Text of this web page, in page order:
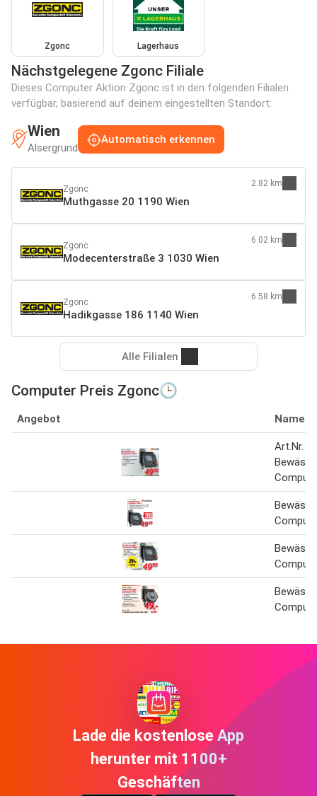
Zgonc Lagerhaus
Nächstgelegene Zgonc Filiale
Dieses Computer Aktion Zgonc ist in den folgenden Filialen
verfügbar, basierend auf deinem eingestellten Standort:
Wien
Alsergrund
Automatisch erkennen
Zgonc
Muthgasse 20 1190 Wien
2.82 km
Zgonc
Modecenterstraße 3 1030 Wien
6.02 km
Zgonc
Hadikgasse 186 1140 Wien
6.58 km
Alle Filialen
Computer Preis Zgonc🕒
Angebot Name
Art.Nr.
Lade die kostenlose App
herunter mit 1100+
Geschäften